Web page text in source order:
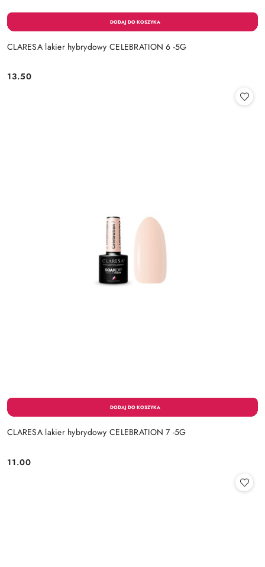
CLARESA lakier hybrydowy CELEBRATION 6 -5G
Cena:
13.50
CLARESA lakier hybrydowy CELEBRATION 7 -5G
Cena:
11.00